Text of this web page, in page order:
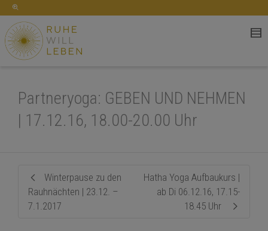
Partneryoga: GEBEN UND NEHMEN
| 17.12.16, 18.00-20.00 Uhr
Winterpause zu den
Rauhnächten | 23.12. –
7.1.2017
Hatha Yoga Aufbaukurs |
ab Di 06.12.16, 17.15-
18.45 Uhr